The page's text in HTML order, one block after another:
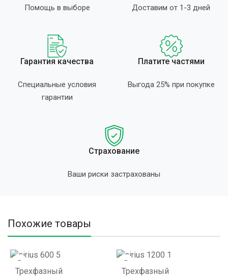
Помощь в выборе Доставим от 1-3 дней
Гарантия качества
Специальные условия
гарантии
Платите частями
Выгода 25% при покупке
Страхование
Ваши риски застрахованы
Похожие товары
Трехфазный
Трехфазный